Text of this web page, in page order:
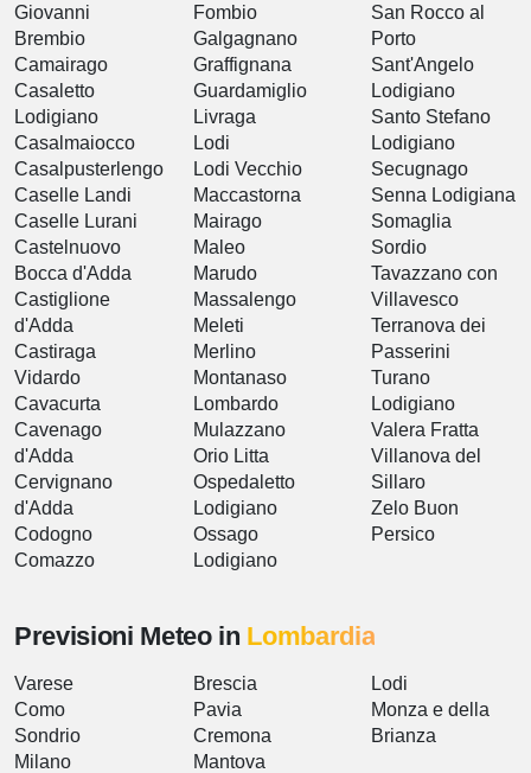
Giovanni
Brembio
Camairago
Casaletto
Lodigiano
Casalmaiocco
Casalpusterlengo
Caselle Landi
Caselle Lurani
Castelnuovo
Bocca d'Adda
Castiglione
d'Adda
Castiraga
Vidardo
Cavacurta
Cavenago
d'Adda
Cervignano
d'Adda
Codogno
Comazzo
Fombio
Galgagnano
Graffignana
Guardamiglio
Livraga
Lodi
Lodi Vecchio
Maccastorna
Mairago
Maleo
Marudo
Massalengo
Meleti
Merlino
Montanaso
Lombardo
Mulazzano
Orio Litta
Ospedaletto
Lodigiano
Ossago
Lodigiano
San Rocco al
Porto
Sant'Angelo
Lodigiano
Santo Stefano
Lodigiano
Secugnago
Senna Lodigiana
Somaglia
Sordio
Tavazzano con
Villavesco
Terranova dei
Passerini
Turano
Lodigiano
Valera Fratta
Villanova del
Sillaro
Zelo Buon
Persico
Previsioni Meteo in Lombardia
Varese
Como
Sondrio
Milano
Brescia
Pavia
Cremona
Mantova
Lodi
Monza e della
Brianza